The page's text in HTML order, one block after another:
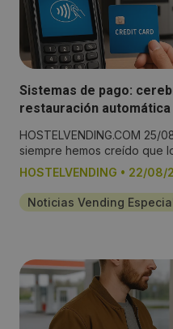
Sistemas de pago:
restauración
HOSTELVENDING.COM
siempre hemos creído que
HOSTELVENDING • 22/08/
Noticias Vending